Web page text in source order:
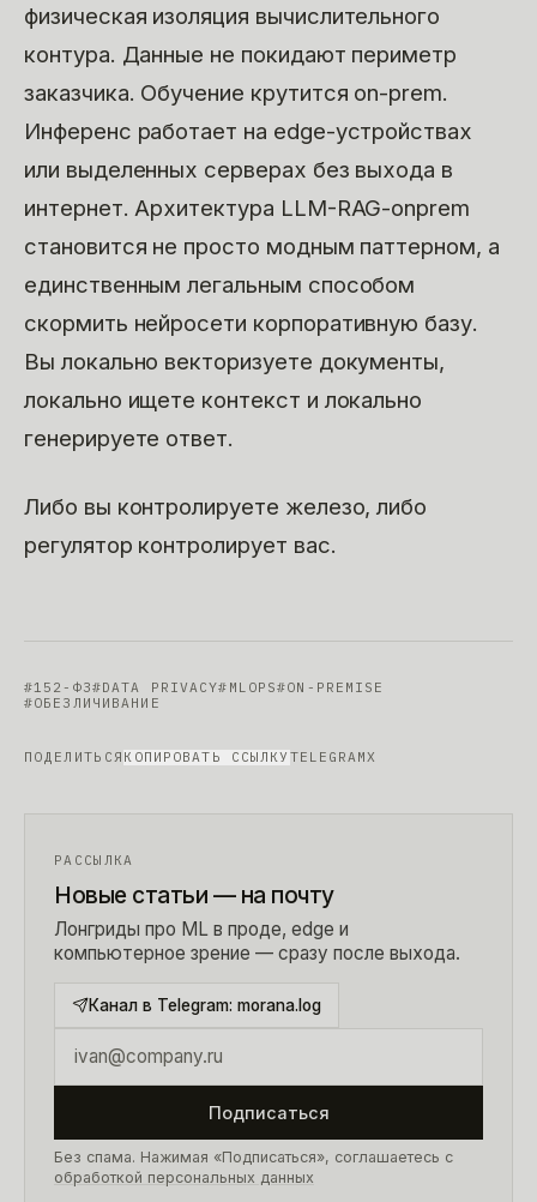
физическая изоляция вычислительного
контура. Данные не покидают периметр
заказчика. Обучение крутится on-prem.
Инференс работает на edge-устройствах
или выделенных серверах без выхода в
интернет. Архитектура LLM-RAG-onprem
становится не просто модным паттерном, а
единственным легальным способом
скормить нейросети корпоративную базу.
Вы локально векторизуете документы,
локально ищете контекст и локально
генерируете ответ.
Либо вы контролируете железо, либо
регулятор контролирует вас.
#152-ФЗ#DATA PRIVACY# MLOPS#ON-PREMISE
#ОБЕЗЛИЧИВАНИЕ
ПОДЕЛИТЬСЯ КОПИРОВАТЬ ССЫЛКУ TELEGRAMX
РАССЫЛКА
Новые статьи — на почту
Лонгриды про ML в проде, edge и
компьютерное зрение — сразу после выхода.
Канал в Telegram: morana.log
Подписаться
Без спама. Нажимая «Подписаться», соглашаетесь с
обработкой персональных данных